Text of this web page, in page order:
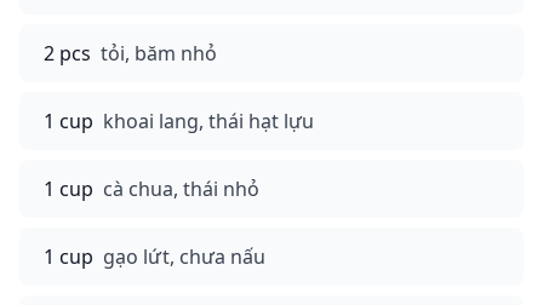
2 pcs tỏi, băm nhỏ
1 cup khoai lang, thái hạt lựu
1 cup cà chua, thái nhỏ
1 cup gạo lứt, chưa nấu